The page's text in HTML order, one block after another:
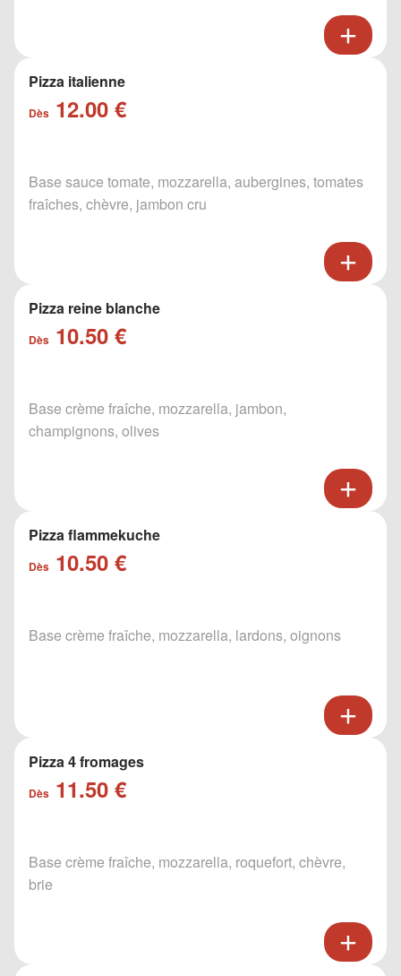
Pizza italienne
Dès 12.00 €
Base sauce tomate, mozzarella, aubergines, tomates
fraîches, chèvre, jambon cru
Pizza reine blanche
Dès 10.50 €
Base crème fraîche, mozzarella, jambon,
champignons, olives
Pizza flammekuche
Dès 10.50 €
Base crème fraîche, mozzarella, lardons, oignons
Pizza 4 fromages
Dès 11.50 €
Base crème fraîche, mozzarella, roquefort, chèvre,
brie